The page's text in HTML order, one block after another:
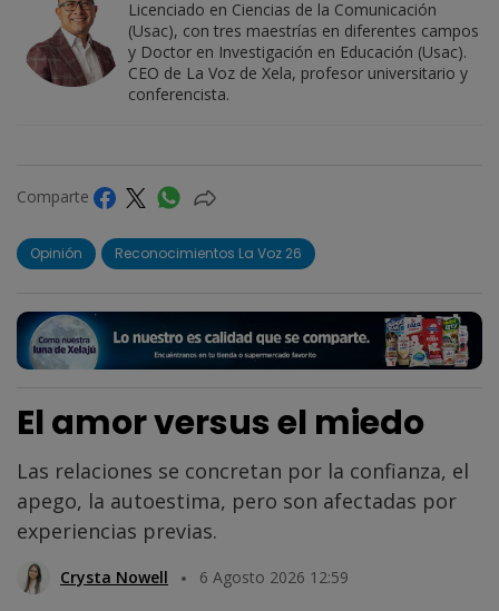
Licenciado en Ciencias de la Comunicación
(Usac), con tres maestrías en diferentes campos
y Doctor en Investigación en Educación (Usac).
CEO de La Voz de Xela, profesor universitario y
conferencista.
Comparte
Opinión Reconocimientos La Voz 26
El amor versus el miedo
Las relaciones se concretan por la confianza, el
apego, la autoestima, pero son afectadas por
experiencias previas.
Crysta Nowell 6 Agosto 2026 12:59